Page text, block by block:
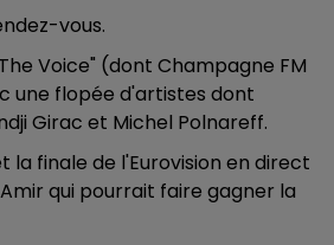
vous.
Voice" (dont Champagne FM
une flopée d'artistes dont
Girac et Michel Polnareff.
la finale de l'Eurovision en direct
qui pourrait faire gagner la